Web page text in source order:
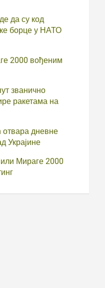
да су код
борце у НАТО
2000 вођеним
званично
ракетама на
отвара дневне
Украјине
Мираге 2000